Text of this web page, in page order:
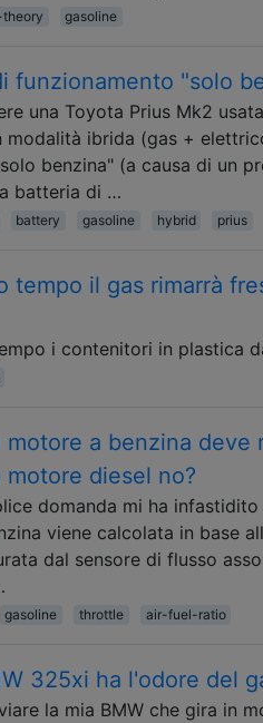
gasoline
funzionamento "solo
una Toyota Prius Mk2
modalità ibrida (gas +
benzina" (a causa di un
batteria di …
battery gasoline hybrid prius
tempo il gas rimarrà
i contenitori in plastica
motore a benzina
motore diesel no?
domanda mi ha
viene calcolata in base
dal sensore di flusso
gasoline throttle air-fuel-ratio
325xi ha l'odore del
la mia BMW che gira in